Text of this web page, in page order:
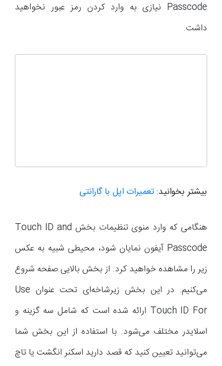
Passcode نیازی به وارد کردن رمز عبور نخواهید
داشت.
بیشتر بخوانید: تعمیرات اپل با گارانتی
هنگامی که وارد منوی تنظیمات بخش Touch ID and
Passcode آیفون نمایان شود، محیطی شبیه به عکس
زیر را مشاهده خواهید کرد. از بخش بالایی صفحه شروع
می‌کنیم. در این بخش زیرشاخه‌ای تحت عنوان Use
Touch ID For ارائه شده است که شامل سه گزینه و
اسلایدر مختلف می‌شود. با استفاده از این بخش شما
می‌توانید تعیین کنید که قصد دارید اسکنر انگشت یا تاچ